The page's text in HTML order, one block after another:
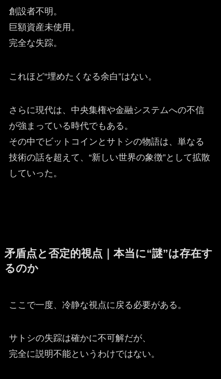
創設者不明。
巨額資産未使用。
完全な失踪。
これほど“埋めたくなる余白”はない。
さらに現代は、中央集権や金融システムへの不信
が強まっている時代でもある。
その中でビットコインとサトシの物語は、単なる
技術の話を超えて、“新しい世界の象徴”として拡散
していった。
矛盾点と否定的視点｜本当に“謎”は存在す
るのか
ここで一度、冷静な視点に戻る必要がある。
サトシの失踪は確かに不可解だが、
完全に説明不能というわけではない。